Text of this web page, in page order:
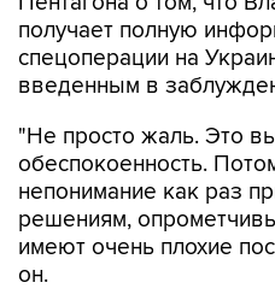
спецоперации на
введенным в
"Не просто жаль. Это
непонимание как раз
решениям,
имеют очень плохие
он.
США